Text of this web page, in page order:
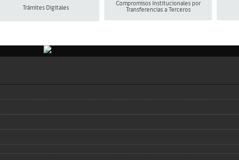
Compromisos Institucionales por
Transferencias a Terceros
Trámites Digitales